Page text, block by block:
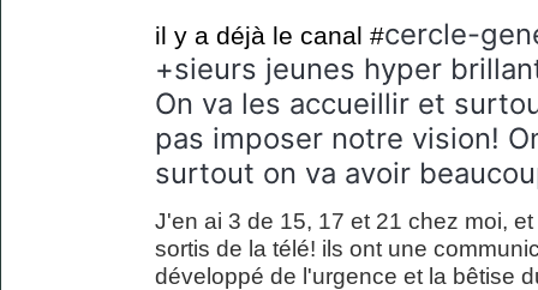
il y a déjà le canal #cercle-
+sieurs jeunes hyper
On va les accueillir et
pas imposer notre vision!
surtout on va avoir
J'en ai 3 de 15, 17 et 21 chez moi,
sortis de la télé! ils ont une
développé de l'urgence et la bêtise